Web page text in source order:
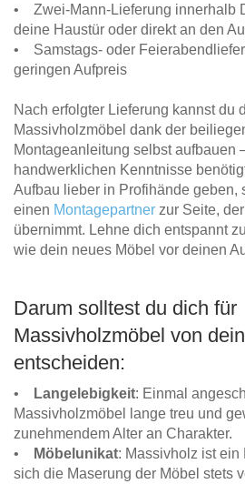
• Zwei-Mann-Lieferung innerhalb
deine Haustür oder direkt an den
• Samstags- oder
geringen Aufpreis
Nach erfolgter Lieferung kannst du
Massivholzmöbel dank der
Montageanleitung selbst aufbauen
handwerklichen Kenntnisse
Aufbau lieber in Profihände geben,
einen Montagepartner zur Seite,
übernimmt. Lehne dich entspannt
wie dein neues Möbel vor deinen
Darum solltest du dich für
Massivholzmöbel von
entscheiden:
• Langelebigkeit: Einmal
Massivholzmöbel lange treu und
zunehmendem Alter an Charakter.
•
Möbelunikat: Massivholz ist
sich die Maserung der Möbel stets